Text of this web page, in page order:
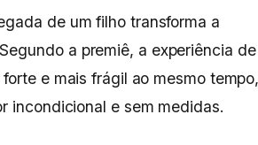
de um filho transforma a
a premiê, a experiência de
e mais frágil ao mesmo tempo,
incondicional e sem medidas.